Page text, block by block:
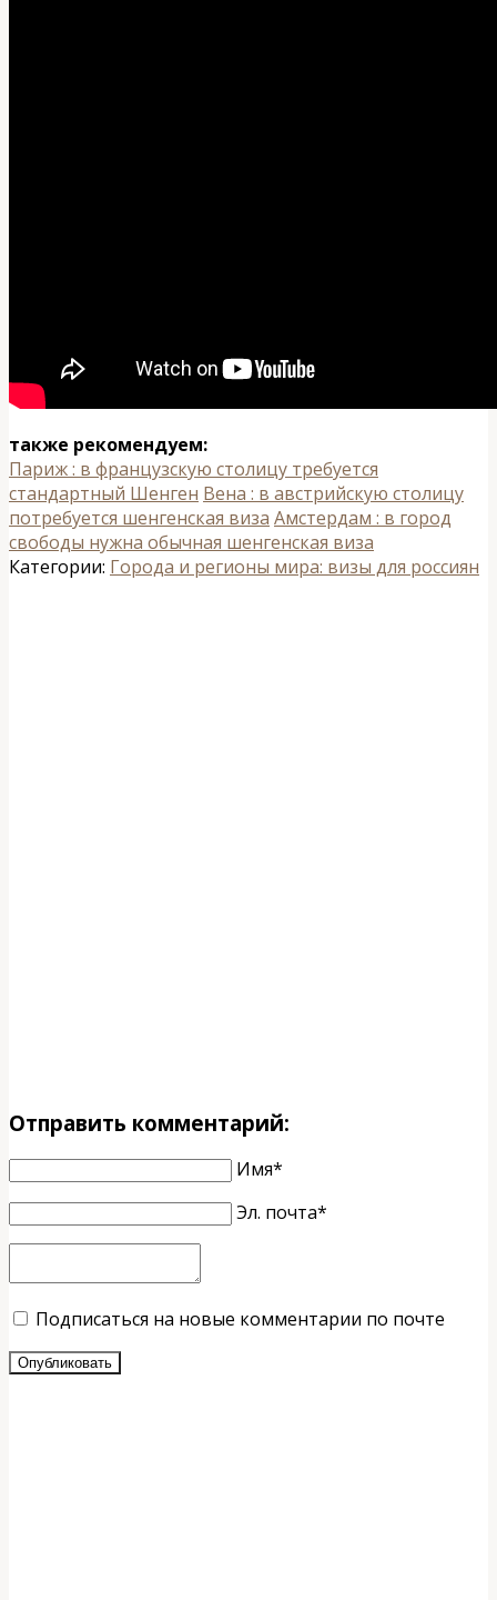
также рекомендуем:
Париж : в французскую столицу требуется
стандартный Шенген Вена : в австрийскую столицу
потребуется шенгенская виза Амстердам : в город
свободы нужна обычная шенгенская виза
Категории: Города и регионы мира: визы для россиян
Отправить комментарий:
Имя*
Эл. почта*
Подписаться на новые комментарии по почте
Опубликовать